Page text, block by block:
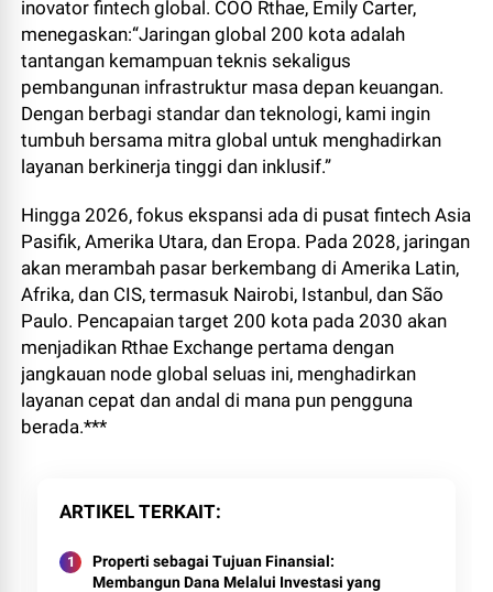
inovator fintech global. COO Rthae, Emily Carter,
menegaskan:“Jaringan global 200 kota adalah
tantangan kemampuan teknis sekaligus
pembangunan infrastruktur masa depan keuangan.
Dengan berbagi standar dan teknologi, kami ingin
tumbuh bersama mitra global untuk menghadirkan
layanan berkinerja tinggi dan inklusif.”
Hingga 2026, fokus ekspansi ada di pusat fintech Asia
Pasifik, Amerika Utara, dan Eropa. Pada 2028, jaringan
akan merambah pasar berkembang di Amerika Latin,
Afrika, dan CIS, termasuk Nairobi, Istanbul, dan São
Paulo. Pencapaian target 200 kota pada 2030 akan
menjadikan Rthae Exchange pertama dengan
jangkauan node global seluas ini, menghadirkan
layanan cepat dan andal di mana pun pengguna
berada.***
ARTIKEL TERKAIT
Properti sebagai Tujuan Finansial:
Membangun Dana Melalui Investasi yang